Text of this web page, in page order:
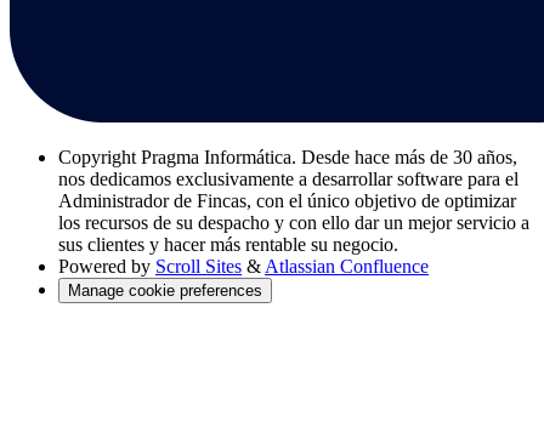
Copyright Pragma Informática. Desde hace más de 30 años,
nos dedicamos exclusivamente a desarrollar software para el
Administrador de Fincas, con el único objetivo de optimizar
los recursos de su despacho y con ello dar un mejor servicio a
sus clientes y hacer más rentable su negocio.
Powered by Scroll Sites & Atlassian Confluence
Manage cookie preferences